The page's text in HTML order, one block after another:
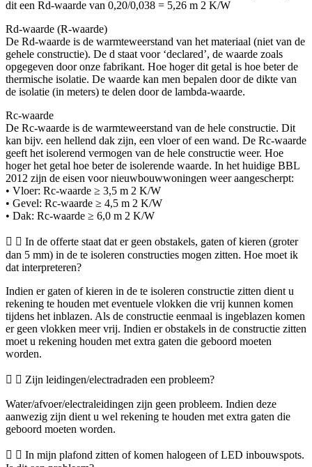
dit een Rd-waarde van 0,20/0,038 = 5,26 m 2 K/W
Rd-waarde (R-waarde)
De Rd-waarde is de warmteweerstand van het materiaal (niet van de
gehele constructie). De d staat voor ‘declared’, de waarde zoals
opgegeven door onze fabrikant. Hoe hoger dit getal is hoe beter de
thermische isolatie. De waarde kan men bepalen door de dikte van
de isolatie (in meters) te delen door de lambda-waarde.
Rc-waarde
De Rc-waarde is de warmteweerstand van de hele constructie. Dit
kan bijv. een hellend dak zijn, een vloer of een wand. De Rc-waarde
geeft het isolerend vermogen van de hele constructie weer. Hoe
hoger het getal hoe beter de isolerende waarde. In het huidige BBL
2012 zijn de eisen voor nieuwbouwwoningen weer aangescherpt:
• Vloer: Rc-waarde ≥ 3,5 m 2 K/W
• Gevel: Rc-waarde ≥ 4,5 m 2 K/W
• Dak: Rc-waarde ≥ 6,0 m 2 K/W
In de offerte staat dat er geen obstakels, gaten of kieren (groter
dan 5 mm) in de te isoleren constructies mogen zitten. Hoe moet ik
dat interpreteren?
Indien er gaten of kieren in de te isoleren constructie zitten dient u
rekening te houden met eventuele vlokken die vrij kunnen komen
tijdens het inblazen. Als de constructie eenmaal is ingeblazen komen
er geen vlokken meer vrij. Indien er obstakels in de constructie zitten
moet u rekening houden met extra gaten die geboord moeten
worden.
Zijn leidingen/electradraden een probleem?
Water/afvoer/electraleidingen zijn geen probleem. Indien deze
aanwezig zijn dient u wel rekening te houden met extra gaten die
geboord moeten worden.
In mijn plafond zitten of komen halogeen of LED inbouwspots.